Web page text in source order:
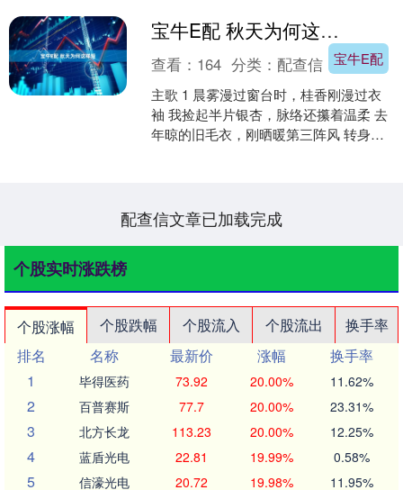
宝牛E配 秋天为何这样短
宝牛E配
查看： 164 分类：配查信
主歌 1 晨雾漫过窗台时，桂香刚漫过衣
袖 我捡起半片银杏，脉络还攥着温柔 去
年晾的旧毛衣，刚晒暖第三阵风 转身看
配查信文章已加载完成
个股实时涨跌榜
个股涨幅 个股跌幅 个股流入 个股流出
换手率
排名
名称 最新价 涨幅
换手率
1
毕得医药 73.92 20.00% 11.62%
2 百普赛斯 77.7 20.00% 23.31%
3 北方长龙 113.23 20.00% 12.25%
4 蓝盾光电 22.81 19.99% 0.58%
5 信濠光电 20.72 19.98% 11.95%